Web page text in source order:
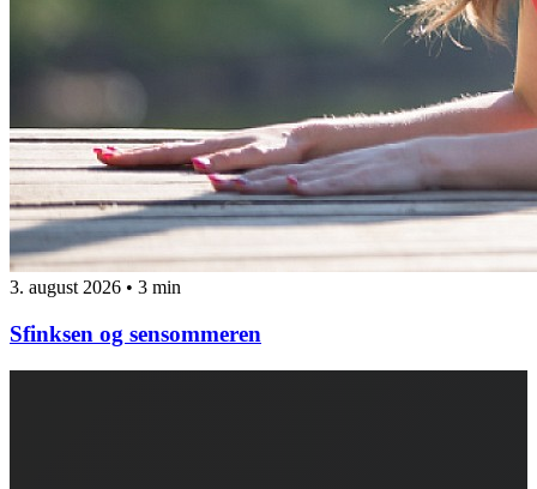
3. august 2026 • 3 min
Sfinksen og sensommeren